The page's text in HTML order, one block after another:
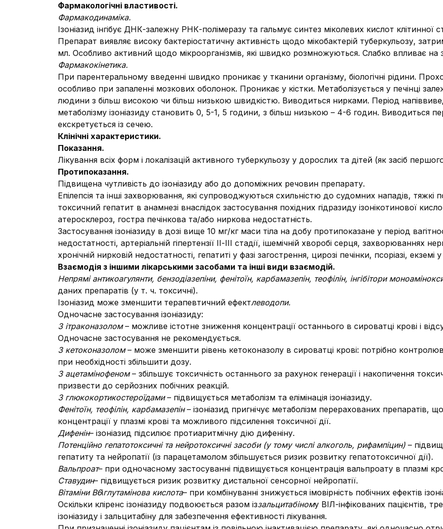
Фармакологічні властивості.
Фармакодинаміка.
Ізоніазид інгібує ДНК-залежну РНК-полімеразу та гальмує синтез міколевих кислот клітинної
Препарат виявляє високу бактеріостатичну активність щодо мікобактерій туберкульозу,
мл. Особливо активний щодо мікроорганізмів, які швидко розмножуються. Слабко впливає на
Фармакокінетика.
При парентеральному введенні швидко проникає у тканини організму, біологічні рідини.
особливо при запаленні мозкових оболонок. Проникає у кістки. Метаболізується у печінці
людини з більш високою чи більш низькою швидкістю. Виводиться нирками. Період
метаболізму ізоніазиду становить 0, 5-1, 5 години, з більш низькою – 4-6 годин. Виводиться
екскретується із сечею.
Клінічні характеристики.
Показання.
Лікування всіх форм і локалізацій активного туберкульозу у дорослих та дітей (як засіб
Протипоказання.
Підвищена чутливість до ізоніазиду або до допоміжних речовин препарату.
Епілепсія та інші захворювання, які супроводжуються схильністю до судомних нападів, тяжкі
токсичний гепатит в анамнезі внаслідок застосування похідних гідразиду ізонікотинової
атеросклероз, гостра печінкова та/або ниркова недостатність.
Застосування ізоніазиду в дозі вище 10 мг/кг маси тіла на добу протипоказане у період
недостатності, артеріальній гіпертензії ІІ-ІІІ стадії, ішемічній хворобі серця, захворюваннях
хронічній нирковій недостатності, гепатиті у фазі загострення, цирозі печінки, псоріазі, екземі
Взаємодія з іншими лікарськими засобами та інші види взаємодій.
Непрямі антикоагулянти, бензодіазепіни, фенітоїн, карбамазепін, теофілін, інгібітори
даних препаратів (у т. ч. токсичні).
Ізоніазид може зменшити терапевтичний ефектлеводопи.
Одночасне застосування ізоніазиду:
З ітраконазолом– можливе істотне зниження концентрації останнього в сироватці крові і
Одночасне застосування не рекомендується.
З кетоконазолом– може зменшити рівень кетоконазолу в сироватці крові: потрібно
при необхідності збільшити дозу.
З ацетамінофеном– збільшує токсичність останнього за рахунок генерації і накопичення
призвести до серйозних побічних реакцій.
З глюкокортикостероїдами– підвищується метаболізм та елімінація ізоніазиду.
Фенітоїн, теофілін, карбамазепін– ізоніазид пригнічує метаболізм перерахованих препаратів,
концентрації у плазмі крові та можливого підсилення токсичної дії.
Дифенін– ізоніазид підсилює протиаритмічну дію дифеніну.
Потенційно гепатотоксичні та нейротоксичні засоби (у тому числі алкоголь, рифампіцин) –
гепатиту та нейропатії (із парацетамолом збільшується ризик розвитку гепатотоксичної дії).
Вальпроат– при одночасному застосуванні підвищується концентрація вальпроату в плазмі
Ставудин– підвищується ризик розвитку дистальної сенсорної нейропатії.
Вітаміни В6іглутамінова кислота– при комбінуванні знижується імовірність побічних ефектів
Оскільки кліренс ізоніазиду подвоюється разом іззальцитабіному ВІЛ-інфікованих пацієнтів,
ізоніазиду і зальцитабіну для забезпечення ефективності лікування.